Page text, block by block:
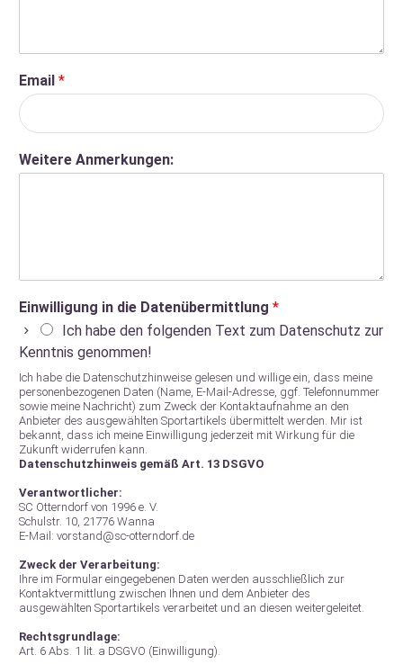
Email *
Weitere Anmerkungen:
Einwilligung in die Datenübermittlung *
Ich habe den folgenden Text zum Datenschutz zur
Kenntnis genommen!
Ich habe die Datenschutzhinweise gelesen und willige ein, dass meine
personenbezogenen Daten (Name, E‑Mail-Adresse, ggf. Telefonnummer
sowie meine Nachricht) zum Zweck der Kontaktaufnahme an den
Anbieter des ausgewählten Sportartikels übermittelt werden. Mir ist
bekannt, dass ich meine Einwilligung jederzeit mit Wirkung für die
Zukunft widerrufen kann.
Datenschutzhinweis gemäß Art. 13 DSGVO
Verantwortlicher:
SC Otterndorf von 1996 e. V.
Schulstr. 10, 21776 Wanna
E-Mail: vorstand@sc-otterndorf.de
Zweck der Verarbeitung:
Ihre im Formular eingegebenen Daten werden ausschließlich zur
Kontaktvermittlung zwischen Ihnen und dem Anbieter des
ausgewählten Sportartikels verarbeitet und an diesen weitergeleitet.
Rechtsgrundlage:
Art. 6 Abs. 1 lit. a DSGVO (Einwilligung).